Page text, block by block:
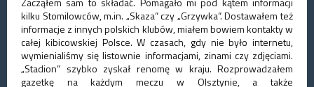
kilku Stomilowców, m.in. „Skaza” czy „Grzywka”. Dostawałem też
informacje z innych polskich klubów, miałem bowiem kontakty w
całej kibicowskiej Polsce. W czasach, gdy nie było internetu,
wymienialiśmy się listownie informacjami, zinami czy zdjęciami.
„Stadion” szybko zyskał renomę w kraju. Rozprowadzałem
gazetkę na każdym meczu w Olsztynie, a także